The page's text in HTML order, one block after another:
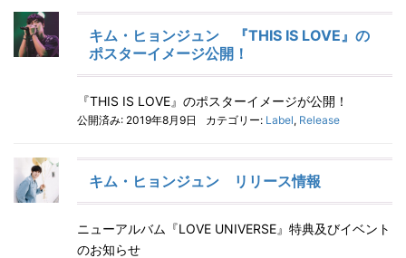
キム・ヒョンジュン 『THIS IS LOVE』の
ポスターイメージ公開！
『THIS IS LOVE』のポスターイメージが公開！
公開済み: 2019年8月9日 カテゴリー: Label, Release
キム・ヒョンジュン リリース情報
ニューアルバム『LOVE UNIVERSE』特典及びイベント
のお知らせ